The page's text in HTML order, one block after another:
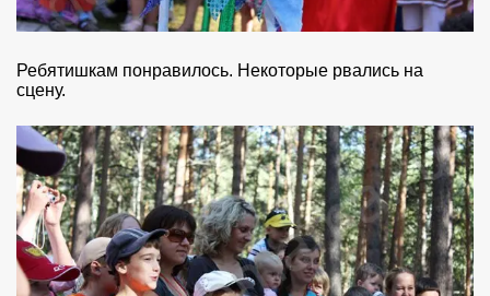
Ребятишкам понравилось. Некоторые рвались на
сцену.